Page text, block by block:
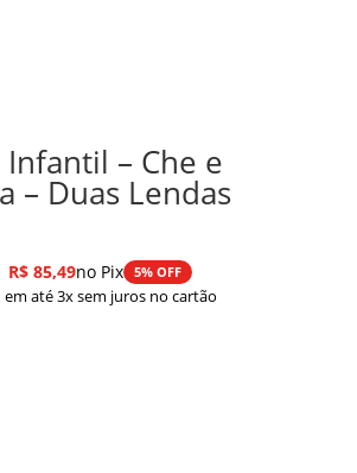
– Che e
– Duas Lendas
R$85,49no Pix 5% OFF
em até 3x sem juros no cartão